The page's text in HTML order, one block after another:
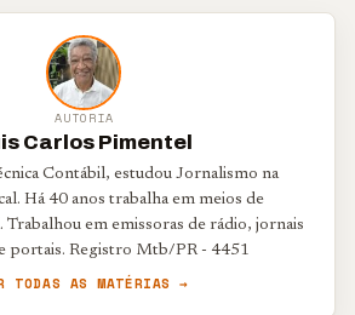
AUTORIA
Carlos Pimentel
Contábil, estudou Jornalismo na
Há 40 anos trabalha em meios de
Trabalhou em emissoras de rádio, jornais
portais. Registro Mtb/PR - 4451
TODAS AS MATÉRIAS →